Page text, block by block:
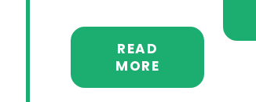
READ
MORE